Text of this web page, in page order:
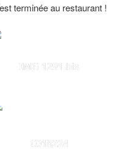
terminée au restaurant !
IMG 1291 bis
C018224